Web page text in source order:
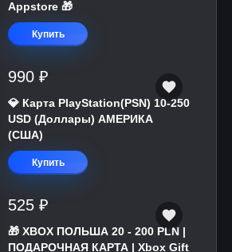
Appstore 🎁
Купить
990 ₽
💎 Карта PlayStation(PSN) 10-250
USD (Доллары) АМЕРИКА
(США)
Купить
525 ₽
🎁 XBOX ПОЛЬША 20 - 200 PLN |
ПОДАРОЧНАЯ КАРТА | Xbox Gift